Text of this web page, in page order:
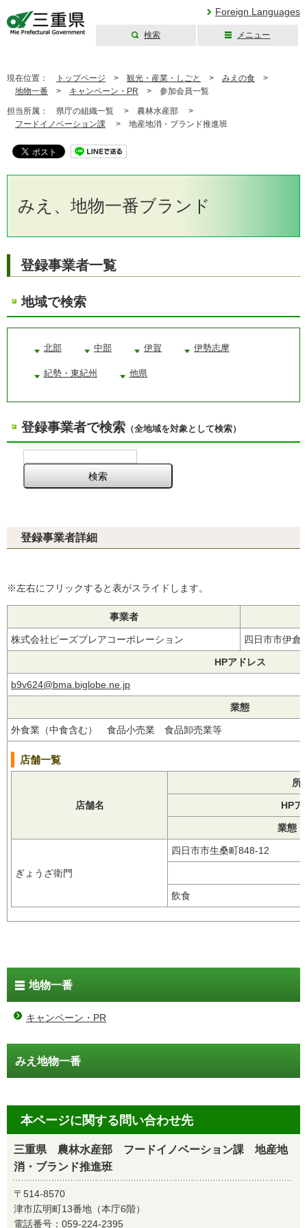
Foreign Languages
検索 メニュー
現在位置： トップページ > 観光・産業・しごと > みえの食 >
地物一番 > キャンペーン・PR > 参加会員一覧
担当所属： 県庁の組織一覧 > 農林水産部 >
フードイノベーション課 > 地産地消・ブランド推進班
みえ、地物一番ブランド
登録事業者一覧
地域で検索
北部 中部 伊賀 伊勢志摩
紀勢・東紀州 他県
登録事業者で検索 （全地域を対象として検索）
登録事業者詳細
※左右にフリックすると表がスライドします。
事業者
株式会社ピーズプレアコーポレーション 四日市市伊
HPアドレス
b9v624@bma.biglobe.ne.jp
業態
外食業（中食含む） 食品小売業 食品卸売業等
店舗一覧
店舗名
所
HPア
業態
ぎょうざ衛門
四日市市生桑町848-12
飲食
地物一番
キャンペーン・PR
みえ地物一番
本ページに関する問い合わせ先
三重県 農林水産部 フードイノベーション課 地産地
消・ブランド推進班
〒514-8570
津市広明町13番地（本庁6階）
電話番号： 059-224-2395